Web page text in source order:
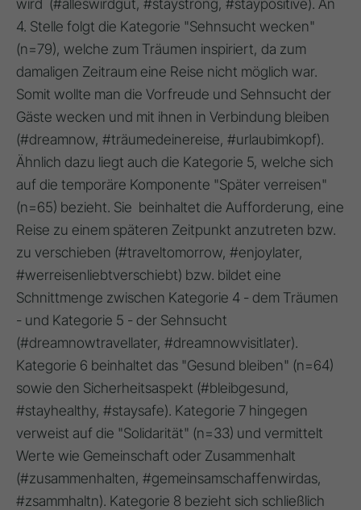
wird (#alleswirdgut, #staystrong, #staypositive). An
4. Stelle folgt die Kategorie "Sehnsucht wecken"
(n=79), welche zum Träumen inspiriert, da zum
damaligen Zeitraum eine Reise nicht möglich war.
Somit wollte man die Vorfreude und Sehnsucht der
Gäste wecken und mit ihnen in Verbindung bleiben
(#dreamnow, #träumedeinereise, #urlaubimkopf).
Ähnlich dazu liegt auch die Kategorie 5, welche sich
auf die temporäre Komponente "Später verreisen"
(n=65) bezieht. Sie beinhaltet die Aufforderung, eine
Reise zu einem späteren Zeitpunkt anzutreten bzw.
zu verschieben (#traveltomorrow, #enjoylater,
#werreisenliebtverschiebt) bzw. bildet eine
Schnittmenge zwischen Kategorie 4 - dem Träumen
- und Kategorie 5 - der Sehnsucht
(#dreamnowtravellater, #dreamnowvisitlater).
Kategorie 6 beinhaltet das "Gesund bleiben" (n=64)
sowie den Sicherheitsaspekt (#bleibgesund,
#stayhealthy, #staysafe). Kategorie 7 hingegen
verweist auf die "Solidarität" (n=33) und vermittelt
Werte wie Gemeinschaft oder Zusammenhalt
(#zusammenhalten, #gemeinsamschaffenwirdas,
#zsammhaltn). Kategorie 8 bezieht sich schließlich